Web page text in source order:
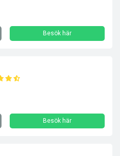
Besök här
Besök här